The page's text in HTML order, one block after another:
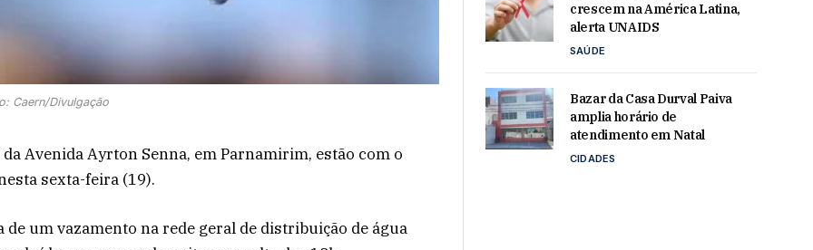
Caern/Divulgação
Avenida Ayrton Senna, em Parnamirim, estão com o
sexta-feira (19).
um vazamento na rede geral de distribuição de água
crescem na América Latina,
alerta UNAIDS
SAÚDE
Bazar da Casa Durval Paiva
amplia horário de
atendimento em Natal
CIDADES